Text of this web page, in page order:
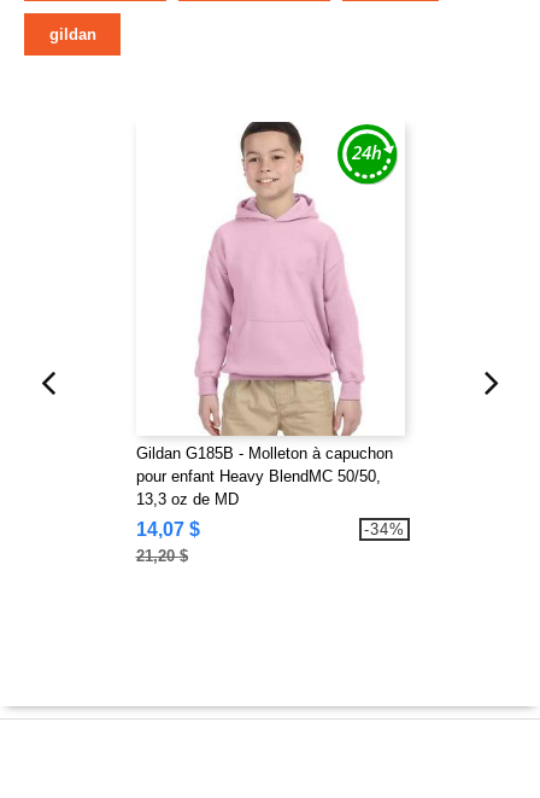
gildan
Gildan G185B - Molleton à capuchon
pour enfant Heavy BlendMC 50/50,
13,3 oz de MD
14,07 $
21,20 $
-34%